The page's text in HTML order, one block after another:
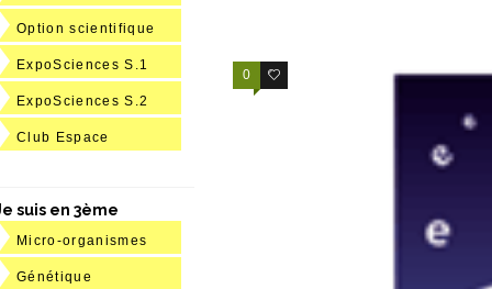
0 0
Option scientifique
ExpoSciences S.1
ExpoSciences S.2
Club Espace
suis en 3ème
Micro-organismes
Génétique